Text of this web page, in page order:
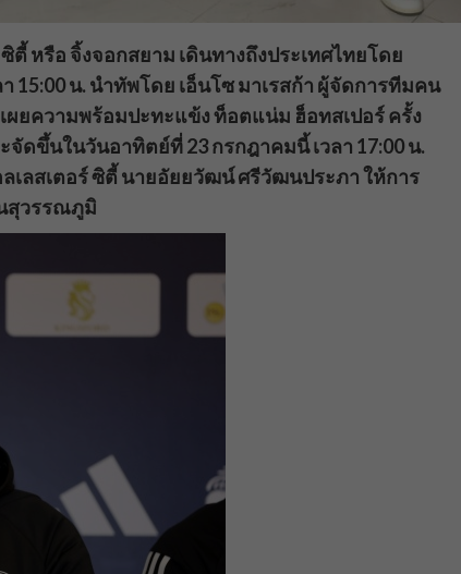
ตี้ หรือ จิ้งจอกสยาม เดินทางถึงประเทศไทยโดย
15:00 น. นำทัพโดย เอ็นโซ มาเรสก้า ผู้จัดการทีมคน
ยความพร้อมปะทะแข้ง ท็อตแน่ม ฮ็อทสเปอร์ ครั้ง
ดขึ้นในวันอาทิตย์ที่ 23 กรกฎาคมนี้ เวลา 17:00 น.
ลสเตอร์ ซิตี้ นายอัยยวัฒน์ ศรีวัฒนประภา ให้การ
สุวรรณภูมิ